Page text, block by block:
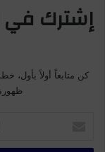
إشترك في
كن متابعاً أولاً
الإلكتروني